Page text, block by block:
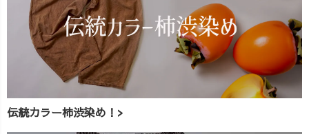
伝統カラー柿渋染め！>